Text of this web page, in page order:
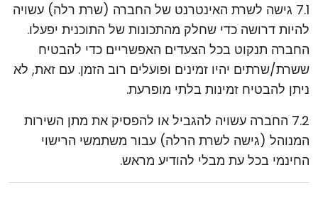
7.1 גישה לשרת האינטרנט של החברה (שרת רלה) עשויה
להיות דרושה כדי שחלק מהתכונות של התוכנית יפעלו.
החברה תנקוט בכל הצעדים האפשריים כדי להבטיח
ששרת/שרתים יהיו זמינים ופועלים רוב הזמן. עם זאת, לא
ניתן להבטיח זמינות בלתי מופרעת.
7.2 החברה עשויה להגביל או להפסיק את מתן השירות
המנוהל (גישה לשרת הרלה) עבור משתמשי הרישוי
החינמי בכל עת מבלי להודיע מראש.